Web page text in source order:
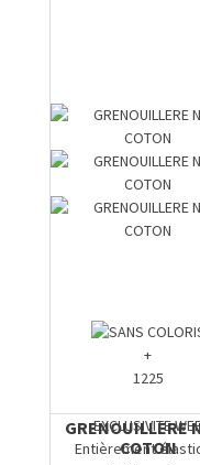
+
1225
GRENOUILLERE
COTON
EXCLUSIVITE
Entièrement